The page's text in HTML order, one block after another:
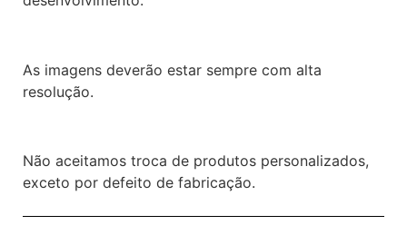
As imagens deverão estar sempre com alta
resolução.
Não aceitamos troca de produtos personalizados,
exceto por defeito de fabricação.